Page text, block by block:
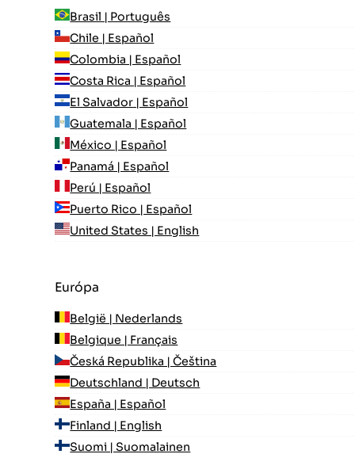
Brasil | Português
Chile | Español
Colombia | Español
Costa Rica | Español
El Salvador | Español
Guatemala | Español
México | Español
Panamá | Español
Perú | Español
Puerto Rico | Español
United States | English
Európa
België | Nederlands
Belgique | Français
Česká Republika | Čeština
Deutschland | Deutsch
España | Español
Finland | English
Suomi | Suomalainen